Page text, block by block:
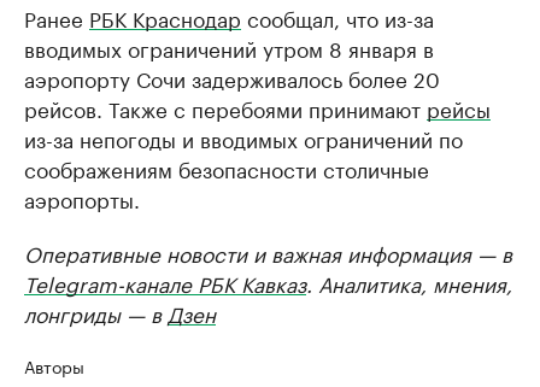
Ранее РБК Краснодар сообщал, что из-за
вводимых ограничений утром 8 января в
аэропорту Сочи задерживалось более 20
рейсов. Также с перебоями принимают рейсы
из-за непогоды и вводимых ограничений по
соображениям безопасности столичные
аэропорты.
Оперативные новости и важная информация — в
Telegram-канале РБК Кавказ. Аналитика, мнения,
лонгриды — в Дзен
Авторы